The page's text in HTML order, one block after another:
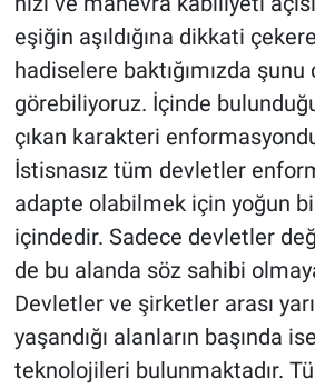
eşiğin aşıldığına dikkati
hadiselere baktığımızda şunu
görebiliyoruz. İçinde
çıkan karakteri
İstisnasız tüm devletler
adapte olabilmek için yoğun
içindedir. Sadece devletler
de bu alanda söz sahibi
Devletler ve şirketler arası
yaşandığı alanların başında
teknolojileri bulunmaktadır.